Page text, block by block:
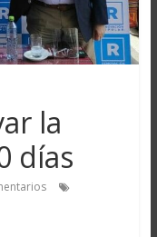
la
días